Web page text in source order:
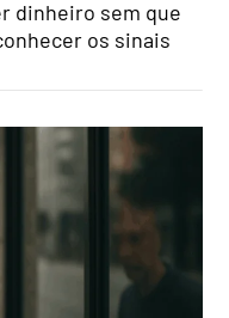
dinheiro sem que
os sinais